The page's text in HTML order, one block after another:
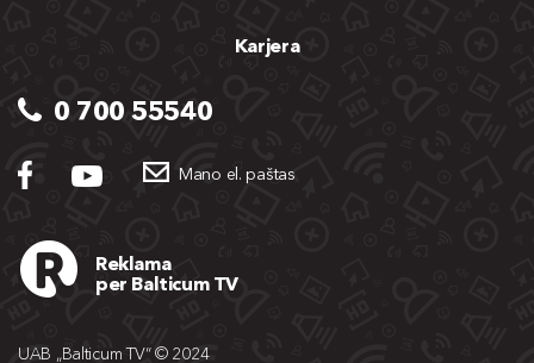
Karjera
0 700 55540
Mano el. paštas
Reklama
per Balticum TV
UAB „Balticum TV“ © 2024